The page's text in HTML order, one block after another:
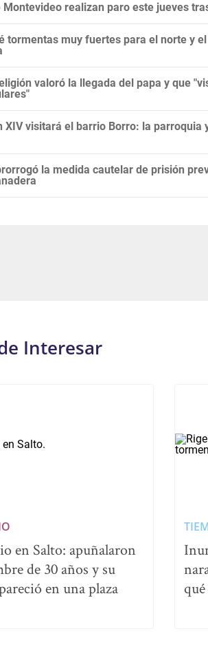
Montevideo realizan paro este jueves
tormentas muy fuertes para el norte y
valoró la llegada del papa y que
XIV visitará el barrio Borro: la parroquia
la medida cautelar de prisión
Interesar
en Salto: apuñalaron
de 30 años y su
en una plaza